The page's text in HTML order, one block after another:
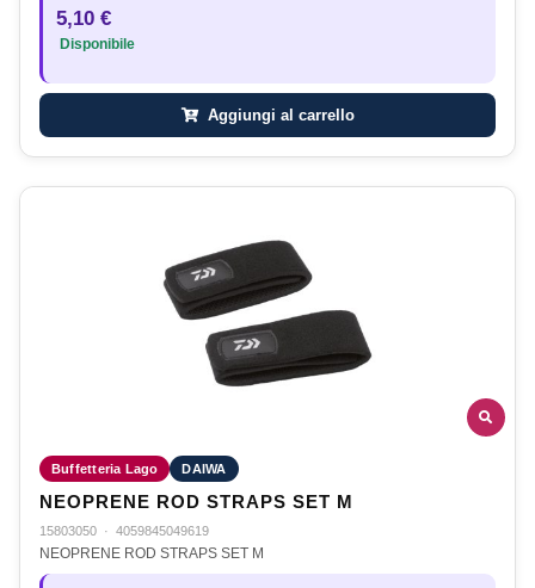
5,10 €
Disponibile
Aggiungi al carrello
Buffetteria Lago DAIWA
NEOPRENE ROD STRAPS SET M
15803050 · 4059845049619
NEOPRENE ROD STRAPS SET M